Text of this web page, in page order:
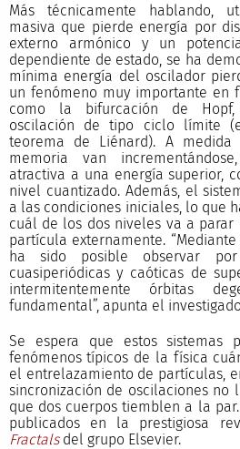
Más técnicamente hablando,
masiva que pierde energía por
externo armónico y un
dependiente de estado, se ha
mínima energía del oscilador
un fenómeno muy importante en
como la bifurcación de Hopf,
oscilación de tipo ciclo límite
teorema de Liénard). A
memoria van
atractiva a una energía superior,
nivel cuantizado. Además, el
a las condiciones iniciales, lo que
cuál de los dos niveles va a
partícula externamente.
ha sido posible observar
cuasiperiódicas y caóticas de
intermitentemente órbitas
fundamental”, apunta el
Se espera que estos sistemas
fenómenos típicos de la física
el entrelazamiento de partículas,
sincronización de oscilaciones no
que dos cuerpos tiemblen a la
publicados en la prestigiosa
Fractals del grupo Elsevier.